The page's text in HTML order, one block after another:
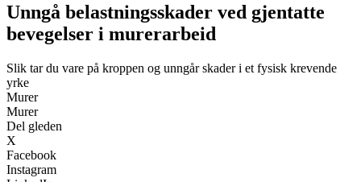
Unngå belastningsskader ved gjentatte
bevegelser i murerarbeid
Slik tar du vare på kroppen og unngår skader i et fysisk krevende
yrke
Murer
Murer
Del gleden
X
Facebook
Instagram